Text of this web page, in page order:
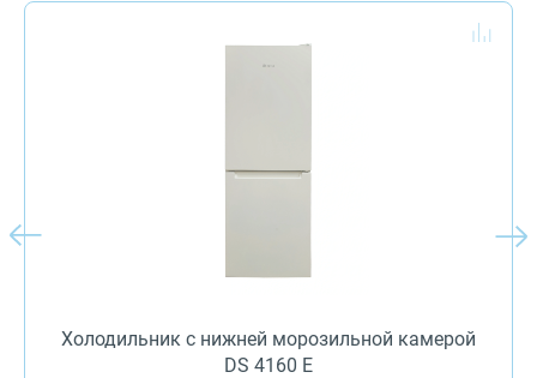
Холодильник с нижней морозильной камерой
DS 4160 E